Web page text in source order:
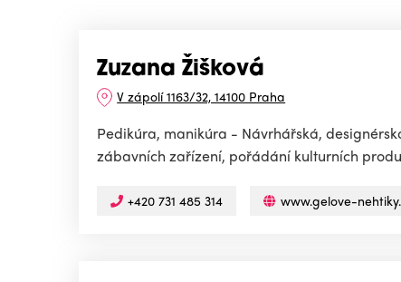
Zuzana Žišková
V zápolí 1163/32, 14100 Praha
Pedikúra, manikúra - Návrhářská,
zábavních zařízení, pořádání kulturních
+420 731 485 314 www.gelove-